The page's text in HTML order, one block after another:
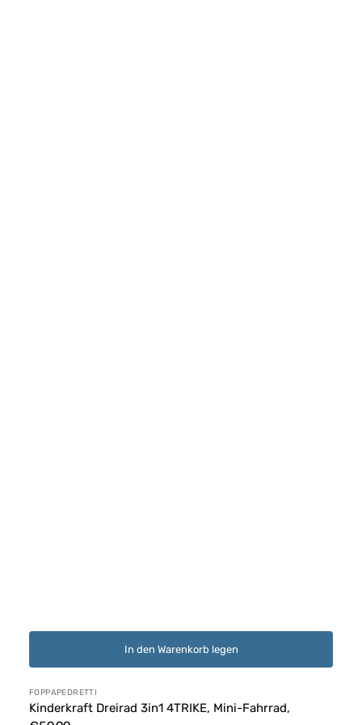
In den Warenkorb legen
Anbieter:
FOPPAPEDRETTI
Kinderkraft Dreirad 3in1 4TRIKE, Mini-Fahrrad,